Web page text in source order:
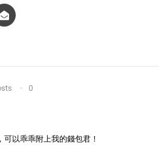
0
以乖乖附上我的錢包君！